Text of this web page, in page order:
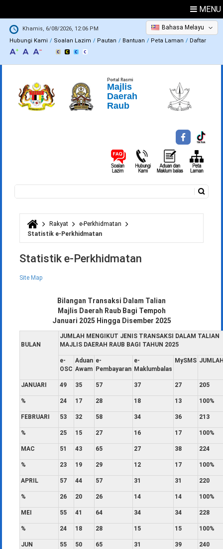
MENU
Khamis, 6/08/2026, 12:06 PM
Hubungi Kami
Soalan Lazim Pautan Bantuan Peta Laman Daftar
Bahasa Melayu
Portal Rasmi
Majlis
Daerah
Raub
Borang carian
Anda di sini
Rakyat
e-Perkhidmatan
Statistik e-Perkhidmatan
Statistik e-Perkhidmatan
Site Map
Bilangan Transaksi Dalam Talian
Majlis Daerah Raub Bagi Tempoh
Januari 2025 Hingga Disember 2025
BULAN
JUMLAH MENGIKUT JENIS TRANSAKSI DALAM TALIAN
MAJLIS DAERAH RAUB BAGI TAHUN 2025
e-
OSC
Aduan
Awam
e-
Pembayaran
e-
Maklumbalas
MySMS
JANUARI 49 35 57 37 27 205
% 24 17 28 18 13 100%
FEBRUARI 53 32 58 34 36 213
% 25 15 27 16 17 100%
MAC 51 43 65 27 38 224
% 23 19 29 12 17 100%
APRIL 57 44 57 31 31 220
% 26 20 26 14 14 100%
MEI 55 41 64 34 34 228
% 24 18 28 15 15 100%
JUN 55 50 65 31 39 240